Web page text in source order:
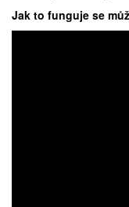
Jak to funguje se